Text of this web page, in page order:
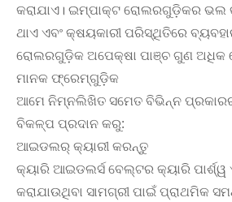
କରାଯାଏ। ଇମ୍ପାକ୍ଟ ରୋଲରଗୁଡ଼ିକର ଭଲ
ଥାଏ ଏବଂ କ୍ଷୟକାରୀ ପରିସ୍ଥିତିରେ
ରୋଲରଗୁଡ଼ିକ ଅପେକ୍ଷା ପାଞ୍ଚ ଗୁଣ ଅଧିକ
ମାନକ ଫ୍ରେମ୍‌ଗୁଡ଼ିକ
ଆମେ ନିମ୍ନଲିଖିତ ସମେତ ବିଭିନ୍ନ
ବିକଳ୍ପ ପ୍ରଦାନ କରୁ:
ଆଇଡଲର୍ କ୍ୟାରୀ କରନ୍ତୁ
କ୍ୟାରି ଆଇଡଲର୍ସ ବେଲ୍ଟର କ୍ୟାରି ପାର୍ଶ୍ୱ
କରାଯାଉଥିବା ସାମଗ୍ରୀ ପାଇଁ ପ୍ରାଥମିକ